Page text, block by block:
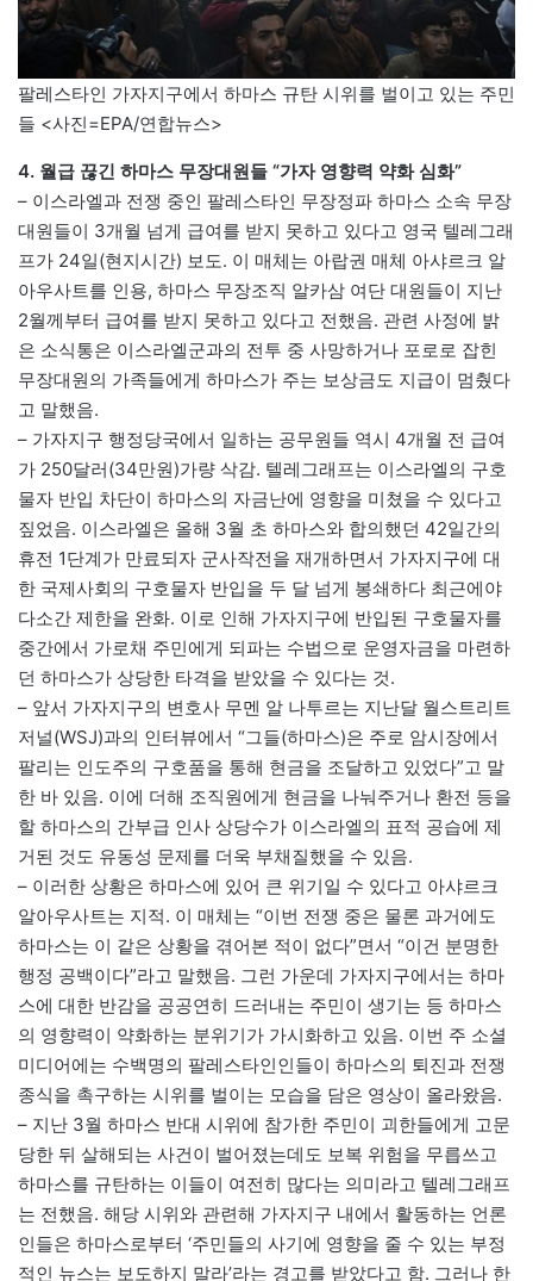
팔레스타인 가자지구에서 하마스 규탄 시위를 벌이고 있는 주민
들 <사진=EPA/연합뉴스>
4. 월급 끊긴 하마스 무장대원들 “가자 영향력 약화 심화”
– 이스라엘과 전쟁 중인 팔레스타인 무장정파 하마스 소속 무장
대원들이 3개월 넘게 급여를 받지 못하고 있다고 영국 텔레그래
프가 24일(현지시간) 보도. 이 매체는 아랍권 매체 아샤르크 알
아우사트를 인용, 하마스 무장조직 알카삼 여단 대원들이 지난
2월께부터 급여를 받지 못하고 있다고 전했음. 관련 사정에 밝
은 소식통은 이스라엘군과의 전투 중 사망하거나 포로로 잡힌
무장대원의 가족들에게 하마스가 주는 보상금도 지급이 멈췄다
고 말했음.
– 가자지구 행정당국에서 일하는 공무원들 역시 4개월 전 급여
가 250달러(34만원)가량 삭감. 텔레그래프는 이스라엘의 구호
물자 반입 차단이 하마스의 자금난에 영향을 미쳤을 수 있다고
짚었음. 이스라엘은 올해 3월 초 하마스와 합의했던 42일간의
휴전 1단계가 만료되자 군사작전을 재개하면서 가자지구에 대
한 국제사회의 구호물자 반입을 두 달 넘게 봉쇄하다 최근에야
다소간 제한을 완화. 이로 인해 가자지구에 반입된 구호물자를
중간에서 가로채 주민에게 되파는 수법으로 운영자금을 마련하
던 하마스가 상당한 타격을 받았을 수 있다는 것.
– 앞서 가자지구의 변호사 무멘 알 나투르는 지난달 월스트리트
저널(WSJ)과의 인터뷰에서 “그들(하마스)은 주로 암시장에서
팔리는 인도주의 구호품을 통해 현금을 조달하고 있었다”고 말
한 바 있음. 이에 더해 조직원에게 현금을 나눠주거나 환전 등을
할 하마스의 간부급 인사 상당수가 이스라엘의 표적 공습에 제
거된 것도 유동성 문제를 더욱 부채질했을 수 있음.
– 이러한 상황은 하마스에 있어 큰 위기일 수 있다고 아샤르크
알아우사트는 지적. 이 매체는 “이번 전쟁 중은 물론 과거에도
하마스는 이 같은 상황을 겪어본 적이 없다”면서 “이건 분명한
행정 공백이다”라고 말했음. 그런 가운데 가자지구에서는 하마
스에 대한 반감을 공공연히 드러내는 주민이 생기는 등 하마스
의 영향력이 약화하는 분위기가 가시화하고 있음. 이번 주 소셜
미디어에는 수백명의 팔레스타인인들이 하마스의 퇴진과 전쟁
종식을 촉구하는 시위를 벌이는 모습을 담은 영상이 올라왔음.
– 지난 3월 하마스 반대 시위에 참가한 주민이 괴한들에게 고문
당한 뒤 살해되는 사건이 벌어졌는데도 보복 위험을 무릅쓰고
하마스를 규탄하는 이들이 여전히 많다는 의미라고 텔레그래프
는 전했음. 해당 시위와 관련해 가자지구 내에서 활동하는 언론
인들은 하마스로부터 ‘주민들의 사기에 영향을 줄 수 있는 부정
적인 뉴스는 보도하지 말라’라는 경고를 받았다고 함. 그러나 한